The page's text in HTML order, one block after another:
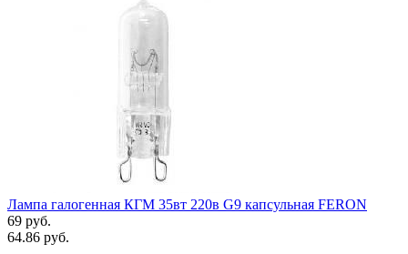
Лампа галогенная КГМ 35вт 220в G9 капсульная FERON
69 руб.
64.86 руб.